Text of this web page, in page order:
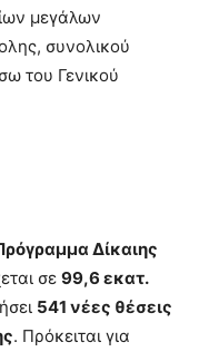
μεγάλων
συνολικού
του Γενικού
Δίκαιης
σε 99,6 εκατ.
541 νέες θέσεις
. Πρόκειται για